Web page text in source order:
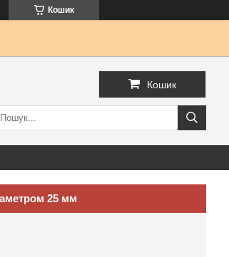
Кошик
Кошик
25 мм